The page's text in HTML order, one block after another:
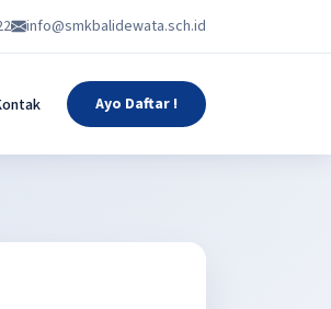
info@smkbalidewata.sch.id
Ayo Daftar !